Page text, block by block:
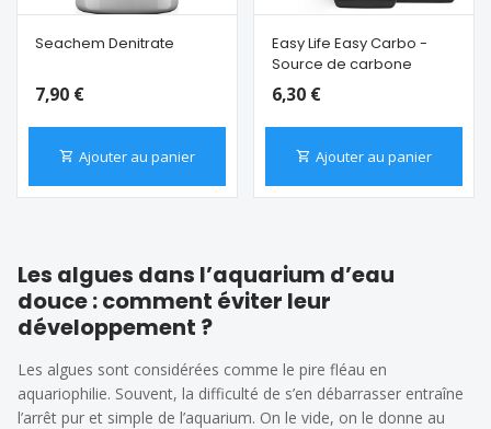
Seachem Denitrate
7,90 €
Ajouter au panier
Easy Life Easy Carbo -
Source de carbone
6,30 €
Ajouter au panier
Les algues dans l’aquarium d’eau
douce : comment éviter leur
développement ?
Les algues sont considérées comme le pire fléau en
aquariophilie. Souvent, la difficulté de s’en débarrasser entraîne
l’arrêt pur et simple de l’aquarium. On le vide, on le donne au